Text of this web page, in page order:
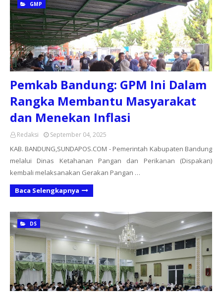
GMP
Pemkab Bandung: GPM Ini Dalam
Rangka Membantu Masyarakat
dan Menekan Inflasi
Redaksi September 04, 2025
KAB. BANDUNG,SUNDAPOS.COM - Pemerintah Kabupaten Bandung
melalui Dinas Ketahanan Pangan dan Perikanan (Dispakan)
kembali melaksanakan Gerakan Pangan …
Baca Selengkapnya
DS